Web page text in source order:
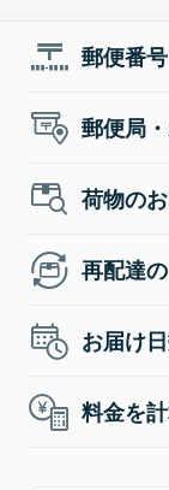
郵便番
郵便局
荷物の
再配達
お届け
料金を